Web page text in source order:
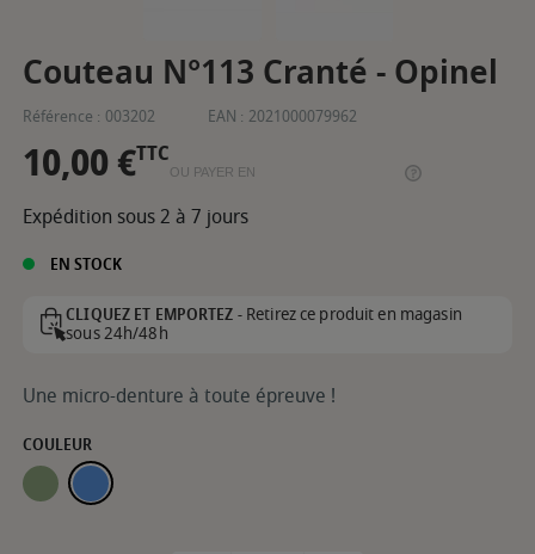
Couteau N°113 Cranté - Opinel
Référence : 003202 EAN : 2021000079962
10,00 €TTC
OU PAYER EN
Expédition sous 2 à 7 jours
EN STOCK
CLIQUEZ ET EMPORTEZ -Retirez ce produit en magasin
sous 24h/48h
Une micro-denture à toute épreuve !
COULEUR
SAUGE
BLEU